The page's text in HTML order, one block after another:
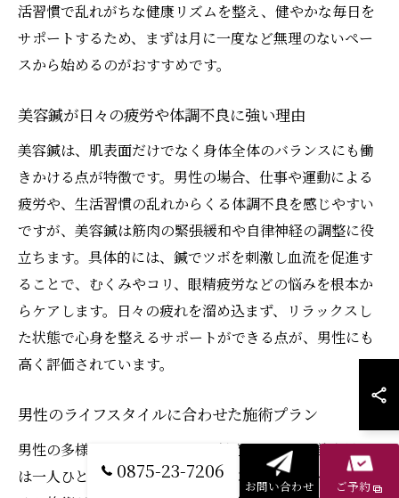
活習慣で乱れがちな健康リズムを整え、健やかな毎日を
サポートするため、まずは月に一度など無理のないペー
スから始めるのがおすすめです。
美容鍼が日々の疲労や体調不良に強い理由
美容鍼は、肌表面だけでなく身体全体のバランスにも働
きかける点が特徴です。男性の場合、仕事や運動による
疲労や、生活習慣の乱れからくる体調不良を感じやすい
ですが、美容鍼は筋肉の緊張緩和や自律神経の調整に役
立ちます。具体的には、鍼でツボを刺激し血流を促進す
ることで、むくみやコリ、眼精疲労などの悩みを根本か
らケアします。日々の疲れを溜め込まず、リラックスし
た状態で心身を整えるサポートができる点が、男性にも
高く評価されています。
男性のライフスタイルに合わせた施術プラン
男性の多様なライフスタイルに対応するため、美容鍼で
は一人ひとりの生活リズムや悩みに合わせたオーダーメ
0875-23-7206
お問い合わせ ご予約